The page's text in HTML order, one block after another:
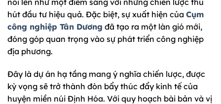
nổi lên như một điểm sáng với những chiến lược thu
hút đầu tư hiệu quả. Đặc biệt, sự xuất hiện của Cụm
công nghiệp Tân Dương đã tạo ra một làn gió mới,
đóng góp quan trọng vào sự phát triển công nghiệp
địa phương.
Đây là dự án hạ tầng mang ý nghĩa chiến lược, được
kỳ vọng sẽ trở thành đòn bẩy thúc đẩy kinh tế của
huyện miền núi Định Hóa. Với quy hoạch bài bản và vị